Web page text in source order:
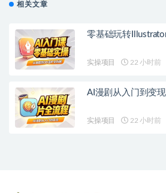
相关文章
零基础玩转
实操项目 22 小时前
AI漫剧从入门到变
实操项目 22 小时前